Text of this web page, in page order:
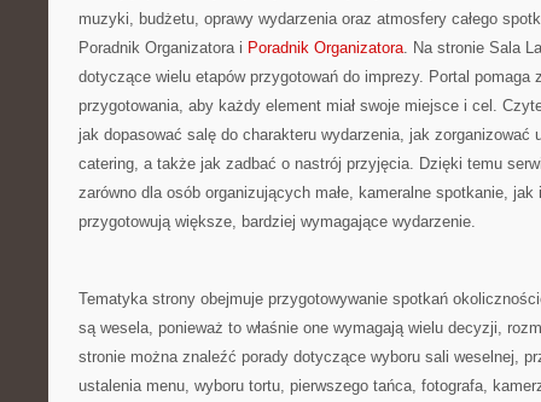
muzyki, budżetu, oprawy wydarzenia oraz atmosfery całego
Poradnik Organizatora i Poradnik Organizatora. Na stronie Sala
dotyczące wielu etapów przygotowań do imprezy. Portal pomaga
przygotowania, aby każdy element miał swoje miejsce i cel.
jak dopasować salę do charakteru wydarzenia, jak zorganizować
catering, a także jak zadbać o nastrój przyjęcia. Dzięki temu
zarówno dla osób organizujących małe, kameralne spotkanie,
przygotowują większe, bardziej wymagające wydarzenie.
Tematyka strony obejmuje przygotowywanie spotkań
są wesela, ponieważ to właśnie one wymagają wielu decyzji,
stronie można znaleźć porady dotyczące wyboru sali weselnej,
ustalenia menu, wyboru tortu, pierwszego tańca, fotografa,